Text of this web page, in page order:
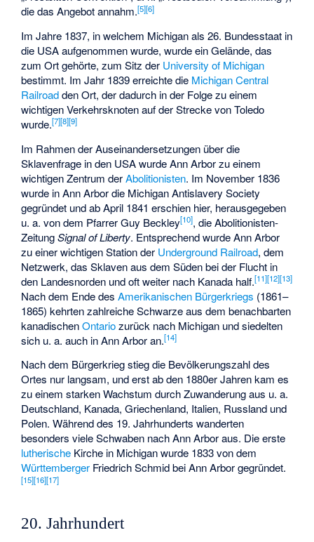
die das Angebot annahm.[5][6]
Im Jahre 1837, in welchem Michigan als 26. Bundesstaat in
die USA aufgenommen wurde, wurde ein Gelände, das
zum Ort gehörte, zum Sitz der University of Michigan
bestimmt. Im Jahr 1839 erreichte die Michigan Central
Railroadden Ort, der dadurch in der Folge zu einem
wichtigen Verkehrsknoten auf der Strecke von Toledo
wurde.[7][8][9]
Im Rahmen der Auseinandersetzungen über die
Sklavenfrage in den USA wurde Ann Arbor zu einem
wichtigen Zentrum derAbolitionisten. Im November 1836
wurde in Ann Arbor die Michigan Antislavery Society
gegründet und ab April 1841 erschien hier, herausgegeben
u. a. von dem PfarrerGuy Beckley[10], die Abolitionisten-
ZeitungSignal of Liberty. Entsprechend wurde Ann Arbor
zu einer wichtigen Station der Underground Railroad, dem
Netzwerk, das Sklaven aus dem Süden bei der Flucht in
den Landesnorden und oft weiter nach Kanada half.[11][12][13]
Nach dem Ende desAmerikanischen Bürgerkriegs (1861–
1865) kehrten zahlreiche Schwarze aus dem benachbarten
kanadischenOntariozurück nach Michigan und siedelten
sich u. a. auch in Ann Arbor an.[14]
Nach dem Bürgerkrieg stieg die Bevölkerungszahl des
Ortes nur langsam, und erst ab den 1880er Jahren kam es
zu einem starken Wachstum durch Zuwanderung aus u. a.
Deutschland, Kanada, Griechenland, Italien, Russland und
Polen. Während des 19. Jahrhunderts wanderten
besonders viele Schwaben nach Ann Arbor aus. Die erste
lutherische Kirche in Michigan wurde 1833 von dem
Württemberger Friedrich Schmidbei Ann Arbor gegründet.
[15][16][17]
20. Jahrhundert